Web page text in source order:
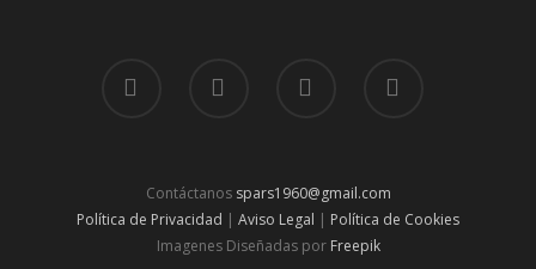
Contáctanos spars1960@gmail.com
Política de Privacidad | Aviso Legal | Política de Cookies
Imagenes Diseñadas por Freepik